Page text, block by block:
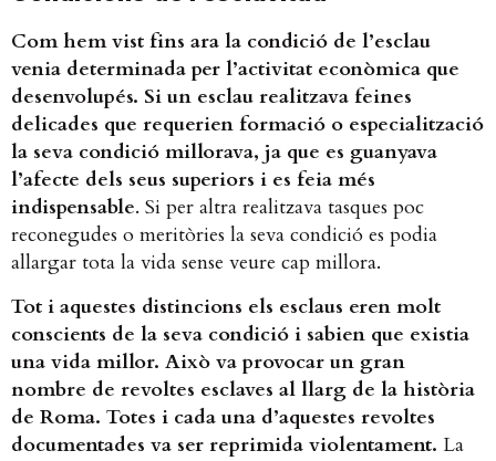
Com hem vist fins ara la condició de l’esclau
venia determinada per l’activitat econòmica que
desenvolupés. Si un esclau realitzava feines
delicades que requerien formació o especialització
la seva condició millorava, ja que es guanyava
l’afecte dels seus superiors i es feia més
indispensable​. Si per altra realitzava tasques poc
reconegudes o meritòries la seva condició es podia
allargar tota la vida sense veure cap millora.
Tot i aquestes distincions els esclaus eren molt
conscients de la seva condició i sabien que existia
una vida millor. Això va provocar un gran
nombre de revoltes esclaves al llarg de la història
de Roma. Totes i cada una d’aquestes revoltes
documentades va ser reprimida violentament. ​ La